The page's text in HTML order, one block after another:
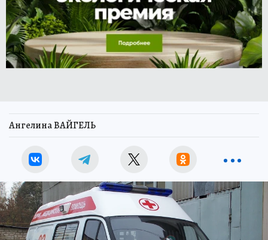
Ангелина ВАЙГЕЛЬ